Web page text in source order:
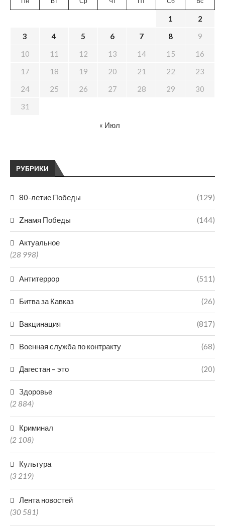
РУБРИКИ
80-летие Победы (129)
Zнамя Победы (144)
Актуальное
(28 998)
Антитеррор (511)
Битва за Кавказ (26)
Вакцинация (817)
Военная служба по контракту (68)
Дагестан – это (20)
Здоровье
(2 884)
Криминал
(2 108)
Культура
(3 219)
Лента новостей
(30 581)
1
2
3
4 5 6 7 8
9
10
11 12 13 14 15
16
17
18 19 20 21 22
23
24
25 26 27 28 29
30
31
« Июл